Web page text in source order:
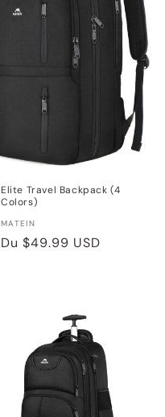
Elite Travel Backpack (4
Colors)
Distributeur :
MATEIN
Prix
Du $49.99 USD